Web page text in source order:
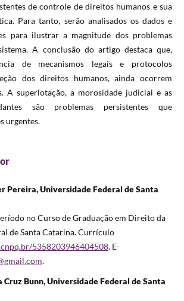
de controle de direitos humanos e sua
Para tanto, serão analisados os dados e
para ilustrar a magnitude dos problemas
A conclusão do artigo destaca que,
de mecanismos legais e protocolos
dos direitos humanos, ainda ocorrem
A superlotação, a morosidade judicial e as
são problemas persistentes que
urgentes.
Pereira, Universidade Federal de Santa
no Curso de Graduação em Direito da
de Santa Catarina. Currículo
5358203946404508. E-
.
Cruz Bunn, Universidade Federal de Santa